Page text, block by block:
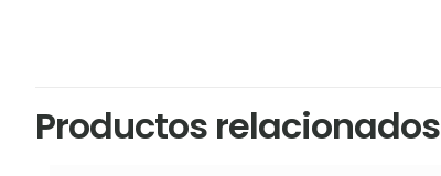
Productos relacionados